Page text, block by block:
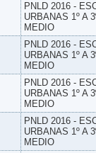
PNLD 2016 -
URBANAS 1º A
MEDIO
PNLD 2016 -
URBANAS 1º A
MEDIO
PNLD 2016 -
URBANAS 1º A
MEDIO
PNLD 2016 -
URBANAS 1º A
MEDIO